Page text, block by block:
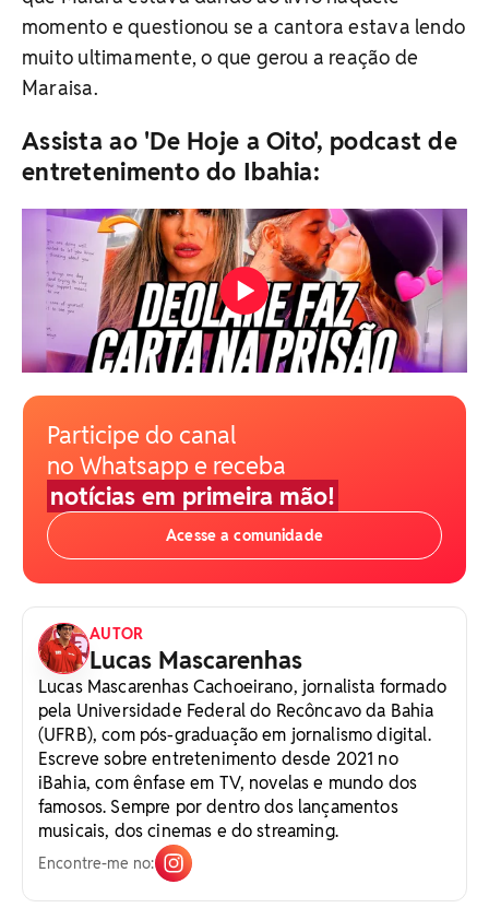
momento e questionou se a cantora estava lendo
muito ultimamente, o que gerou a reação de
Maraisa.
Assista ao 'De Hoje a Oito', podcast de
entretenimento do Ibahia:
Participe do canal
no Whatsapp e receba
notícias em primeira mão!
Acesse a comunidade
AUTOR
Lucas Mascarenhas
Lucas Mascarenhas Cachoeirano, jornalista formado
pela Universidade Federal do Recôncavo da Bahia
(UFRB), com pós-graduação em jornalismo digital.
Escreve sobre entretenimento desde 2021 no
iBahia, com ênfase em TV, novelas e mundo dos
famosos. Sempre por dentro dos lançamentos
musicais, dos cinemas e do streaming.
Encontre-me no: